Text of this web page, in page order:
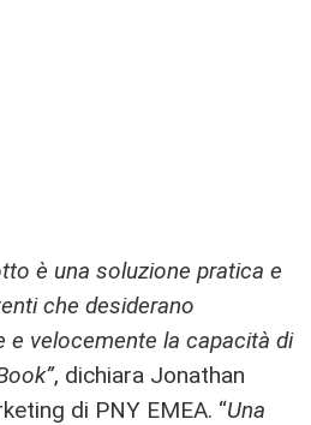
è una soluzione pratica e
che desiderano
e velocemente la capacità di
, dichiara Jonathan
di PNY EMEA. “Una